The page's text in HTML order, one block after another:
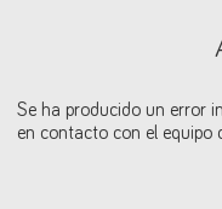
Se ha producido un error
en contacto con el equipo